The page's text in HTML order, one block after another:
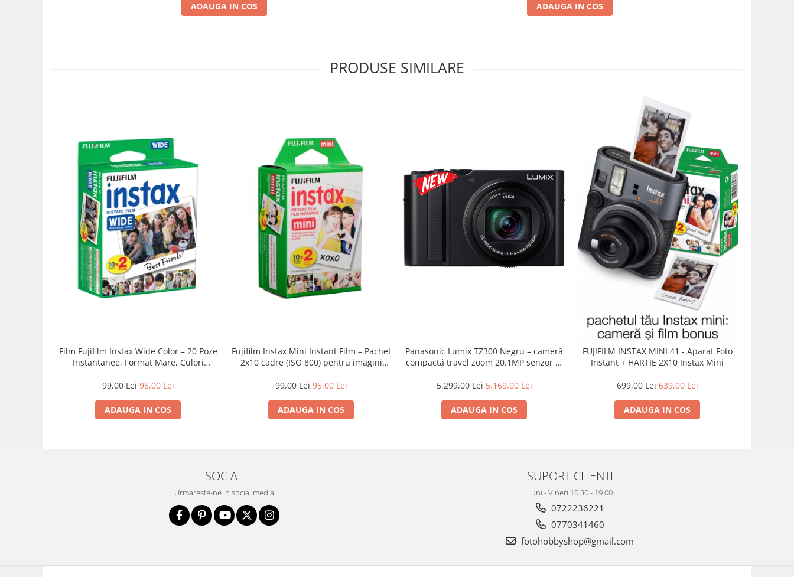
Stabilizatoare (Gimbal) / Steady
Huse Protectie / Ploaie camere
Accesorii diverse pt camere video
Camere Video Cinematice
Camere Video Compacte
Trepiede video
Trepiede pentru compacte /
Monopiede foto/video
Studio/Lumini si accesorii
ADAUGA IN COS ADAUGA IN COS
PRODUSE SIMILARE
Film Fujifilm Instax Wide Color – 20 Poze
Instantanee, Format Mare, Culori
99,00 Lei95,00 Lei
ADAUGA IN COS
Fujifilm Instax Mini Instant Film – Pachet
2x10 cadre (ISO 800) pentru imagini
99,00 Lei95,00 Lei
ADAUGA IN COS
Panasonic Lumix TZ300 Negru – cameră
compactă travel zoom 20.1MP senzor 1-
Elmar 15×
5.299,00 Lei5.169,00 Lei
ADAUGA IN COS
FUJIFILM INSTAX MINI 41 - Aparat Foto
Instant + HARTIE 2X10 Instax Mini
699,00 Lei639,00 Lei
ADAUGA IN COS
SOCIAL
Urmareste-ne in social media
SUPORT CLIENTI
Luni - Vineri 10.30 - 19.00
0722236221
0770341460
fotohobbyshop@gmail.com